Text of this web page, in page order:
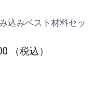
込みベスト材料セッ
（税込）